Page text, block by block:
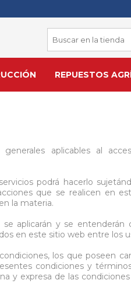
REPUESTOS
Manivela
Bola
Engrase
aplicables al
podrá hacerlo
que se realicen en
la materia.
aplicarán y se
en este sitio web entre los
los que poseen
condiciones y
y expresa de las